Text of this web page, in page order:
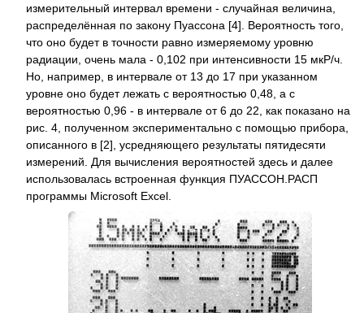
измерительный интервал времени - случайная величина,
распределённая по закону Пуассона [4]. Вероятность того,
что оно будет в точности равно измеряемому уровню
радиации, очень мала - 0,102 при интенсивности 15 мкР/ч.
Но, например, в интервале от 13 до 17 при указанном
уровне оно будет лежать с вероятностью 0,48, а с
вероятностью 0,96 - в интервале от 6 до 22, как показано на
рис. 4, полученном экспериментально с помощью прибора,
описанного в [2], усредняющего результаты пятидесяти
измерений. Для вычисления вероятностей здесь и далее
использовалась встроенная функция ПУАССОН.РАСП
программы Microsoft Excel.